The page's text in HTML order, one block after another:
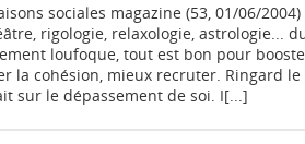
sociales magazine (53, 01/06/2004)
rigologie, relaxologie, astrologie...
loufoque, tout est bon pour
la cohésion, mieux recruter. Ringard le
sur le dépassement de soi. I[...]